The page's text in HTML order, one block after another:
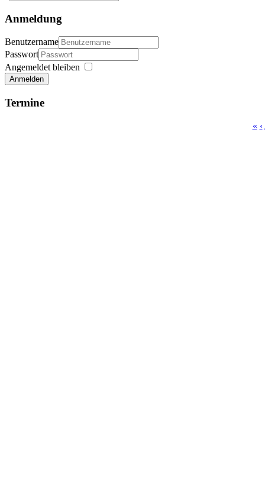
Anmeldung
Benutzername
Passwort
Angemeldet bleiben
Anmelden
Termine
« ‹